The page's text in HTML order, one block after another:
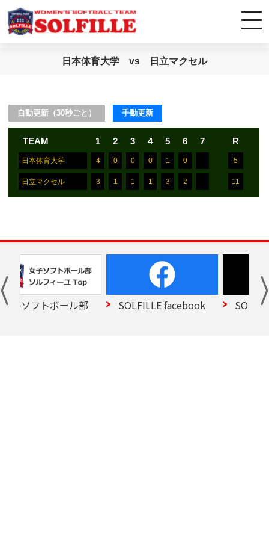
日本体育大学 vs 日立マクセル
自動更新（30秒ごと） 手動更新
TEAM 1 2 3 4 5 6 7 R
日本体育大学 4 0 0 0 1 0 5
日立マクセル 3 1 1 1 3 2 11
フトボール部 SOLFILLE facebook SOLFILLE X